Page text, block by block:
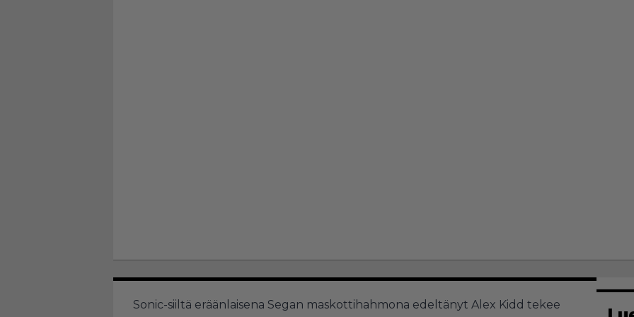
Sonic-siiltä eräänlaisena Segan maskottihahmona edeltänyt Alex Kidd tekee